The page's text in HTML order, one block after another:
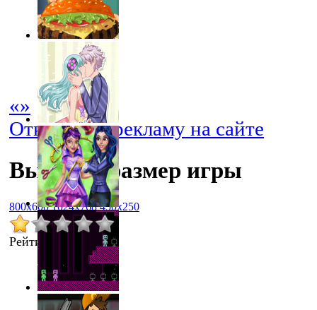
«»
Отключить рекламу на сайте
Выбрать размер игры
800x600 1024x768 450x250
Рейтинг